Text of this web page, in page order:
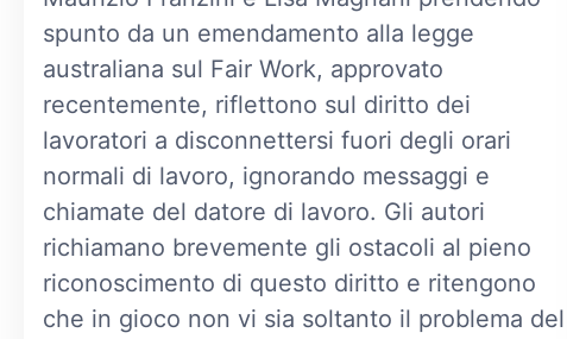
spunto da un emendamento alla legge
australiana sul Fair Work, approvato
recentemente, riflettono sul diritto dei
lavoratori a disconnettersi fuori degli orari
normali di lavoro, ignorando messaggi e
chiamate del datore di lavoro. Gli autori
richiamano brevemente gli ostacoli al pieno
riconoscimento di questo diritto e ritengono
che in gioco non vi sia soltanto il problema del